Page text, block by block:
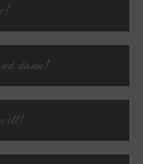
dünn!